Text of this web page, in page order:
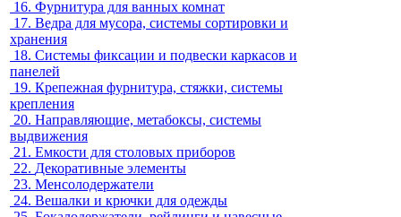
16. Фурнитура для ванных комнат
17. Ведра для мусора, системы сортировки и
хранения
18. Системы фиксации и подвески каркасов и
панелей
19. Крепежная фурнитура, стяжки, системы
крепления
20. Направляющие, метабоксы, системы
выдвижения
21. Емкости для столовых приборов
22. Декоративные элементы
23. Менсолодержатели
24. Вешалки и крючки для одежды